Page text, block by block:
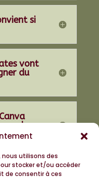
nous utilisons des
stocker et/ou accéder
de consentir à ces
si
vont
du
rendu